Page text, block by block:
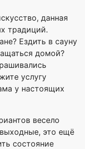
данная
традиций.
Ездить в сауну
домой?
услугу
у настоящих
весело
это ещё
состояние